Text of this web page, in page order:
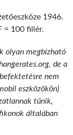
1946.
= 100 fillér.
olyan megbízható
de a
nem
eszközökön)
tűnik,
általában